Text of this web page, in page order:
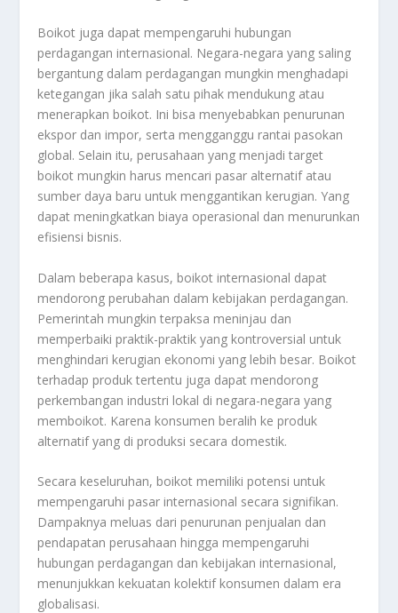
Boikot juga dapat mempengaruhi hubungan
perdagangan internasional. Negara-negara yang saling
bergantung dalam perdagangan mungkin menghadapi
ketegangan jika salah satu pihak mendukung atau
menerapkan boikot. Ini bisa menyebabkan penurunan
ekspor dan impor, serta mengganggu rantai pasokan
global. Selain itu, perusahaan yang menjadi target
boikot mungkin harus mencari pasar alternatif atau
sumber daya baru untuk menggantikan kerugian. Yang
dapat meningkatkan biaya operasional dan menurunkan
efisiensi bisnis.
Dalam beberapa kasus, boikot internasional dapat
mendorong perubahan dalam kebijakan perdagangan.
Pemerintah mungkin terpaksa meninjau dan
memperbaiki praktik-praktik yang kontroversial untuk
menghindari kerugian ekonomi yang lebih besar. Boikot
terhadap produk tertentu juga dapat mendorong
perkembangan industri lokal di negara-negara yang
memboikot. Karena konsumen beralih ke produk
alternatif yang di produksi secara domestik.
Secara keseluruhan, boikot memiliki potensi untuk
mempengaruhi pasar internasional secara signifikan.
Dampaknya meluas dari penurunan penjualan dan
pendapatan perusahaan hingga mempengaruhi
hubungan perdagangan dan kebijakan internasional,
menunjukkan kekuatan kolektif konsumen dalam era
globalisasi.